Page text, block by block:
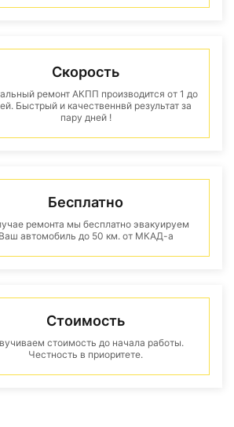
Скорость
ремонт АКПП производится от 1 до
Быстрый и качественнвй результат за
пару дней !
Бесплатно
ремонта мы бесплатно эвакуируем
Ваш автомобиль до 50 км. от МКАД-а
Стоимость
стоимость до начала работы.
Честность в приоритете.